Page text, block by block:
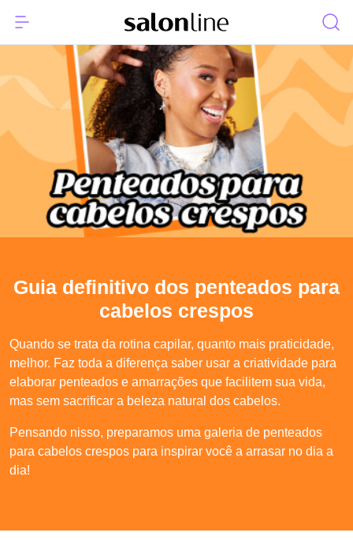
Guia definitivo dos penteados para
cabelos crespos
Quando se trata da rotina capilar, quanto mais praticidade,
melhor. Faz toda a diferença saber usar a criatividade para
elaborar penteados e amarrações que facilitem sua vida,
mas sem sacrificar a beleza natural dos cabelos.
Pensando nisso, preparamos uma galeria de penteados
para cabelos crespos para inspirar você a arrasar no dia a
dia!